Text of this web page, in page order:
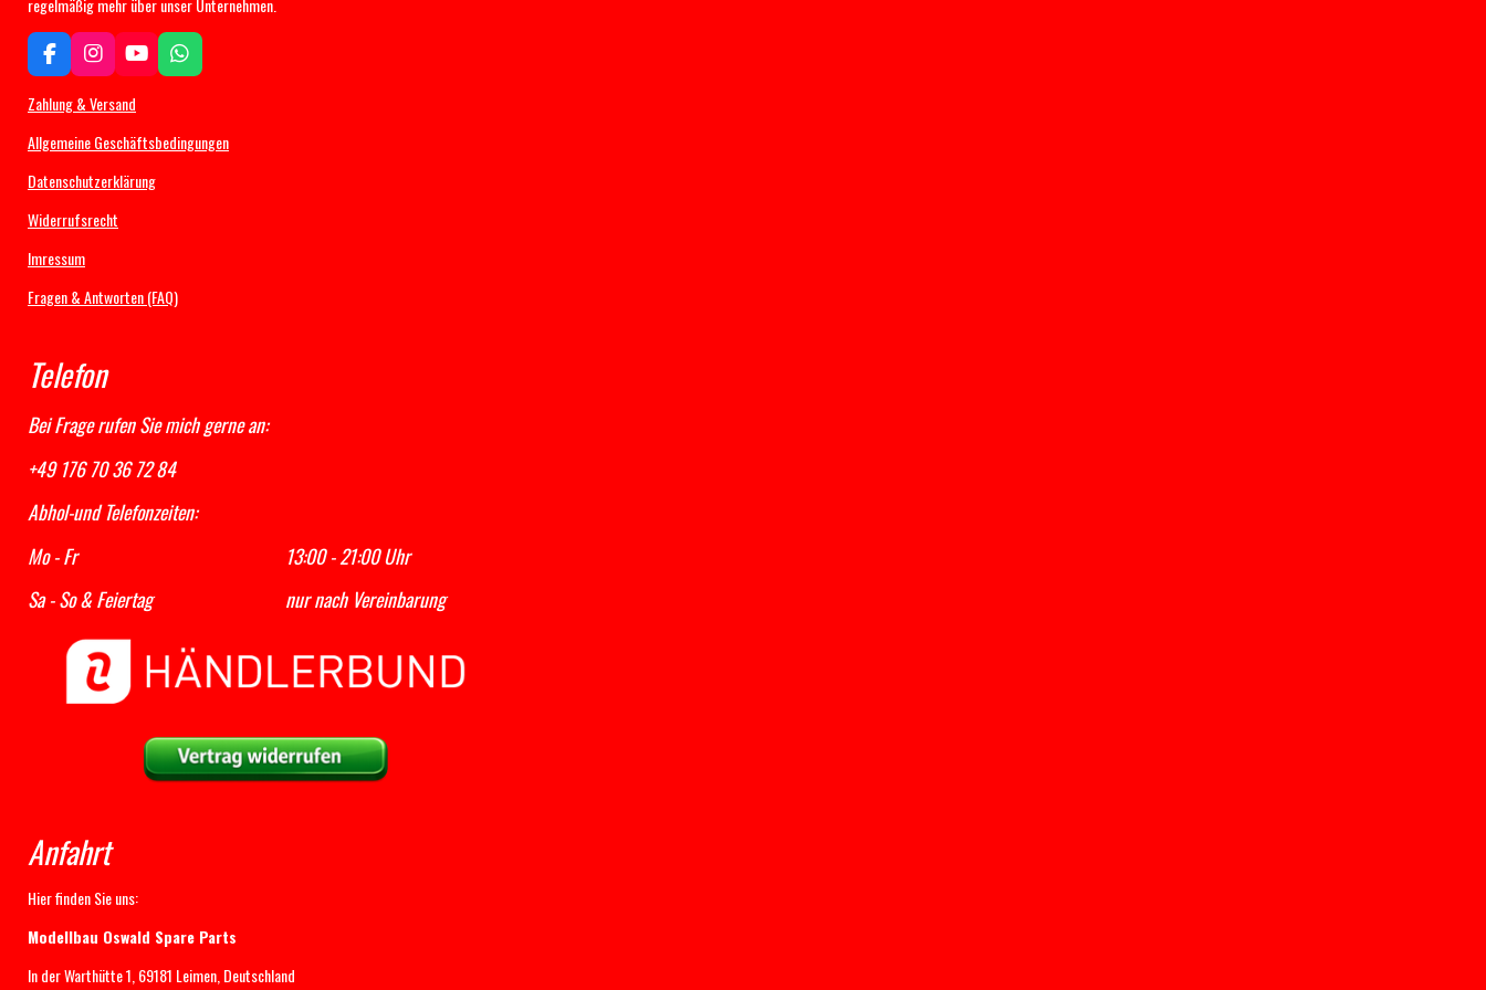
regelmäßig mehr über unser Unternehmen.
F
a
c
b
o
I
n
s
a
r
m
Y
o
u
u
e
W
h
s
Zahlung & Versand
Allgemeine Geschäftsbedingungen
Datenschutzerklärung
Widerrufsrecht
Imressum
Fragen & Antworten (FAQ)
Telefon
Bei Frage rufen Sie mich gerne an:
+49 176 70 36 72 84
Abhol-und Telefonzeiten:
Mo - Fr 13:00 - 21:00 Uhr
Sa - So & Feiertag nur nach Vereinbarung
Anfahrt
Hier finden Sie uns:
Modellbau Oswald Spare Parts
In der Warthütte 1, 69181 Leimen, Deutschland